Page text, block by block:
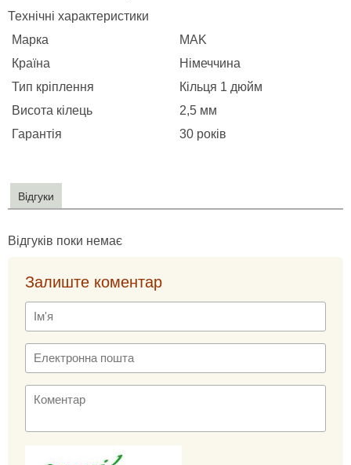
Технічні характеристики
Марка
MAK
Країна
Німеччина
Тип кріплення
Кільця 1 дюйм
Висота кілець
2,5 мм
Гарантія
30 років
Відгуки
Відгуків поки немає
Залиште коментар